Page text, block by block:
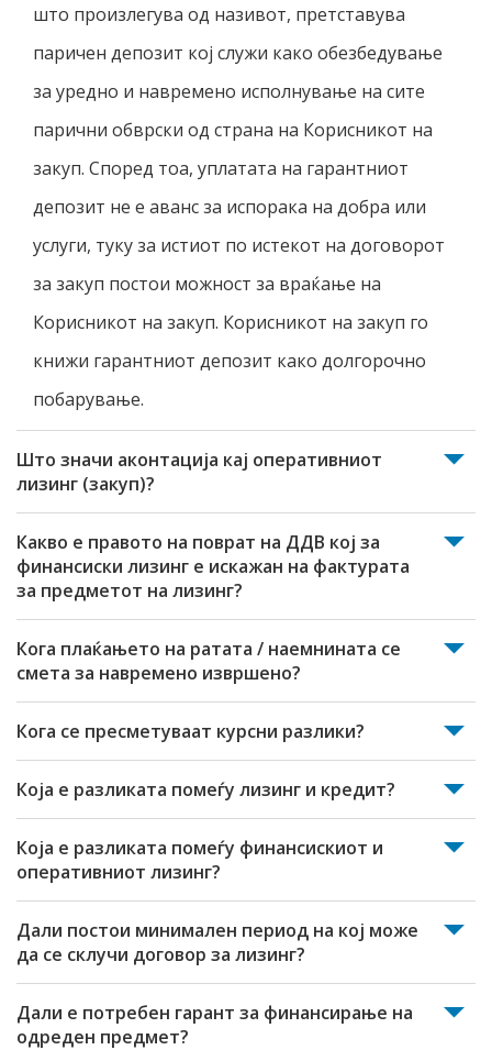
што произлегува од називот, претставува
паричен депозит кој служи како обезбедување
за уредно и навремено исполнување на сите
парични обврски од страна на Корисникот на
закуп. Според тоа, уплатата на гарантниот
депозит не е аванс за испорака на добра или
услуги, туку за истиот по истекот на договорот
за закуп постои можност за враќање на
Корисникот на закуп. Корисникот на закуп го
книжи гарантниот депозит како долгорочно
побарување.
Што значи аконтација кај оперативниот
лизинг (закуп)?
Какво е правото на поврат на ДДВ кој за
финансиски лизинг е искажан на фактурата
за предметот на лизинг?
Кога плаќањето на ратата / наемнината се
смета за навремено извршено?
Кога се пресметуваат курсни разлики?
Која е разликата помеѓу лизинг и кредит?
Која е разликата помеѓу финансискиот и
оперативниот лизинг?
Дали постои минимален период на кој може
да се склучи договор за лизинг?
Дали е потребен гарант за финансирање на
одреден предмет?